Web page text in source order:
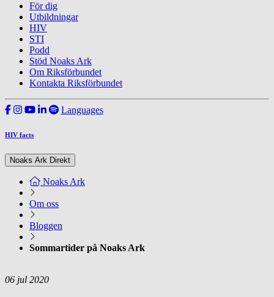
För dig
Utbildningar
HIV
STI
Podd
Stöd Noaks Ark
Om Riksförbundet
Kontakta Riksförbundet
Languages
HIV facts
Noaks Ark Direkt
Noaks Ark
Om oss
Bloggen
Sommartider på Noaks Ark
06 jul 2020